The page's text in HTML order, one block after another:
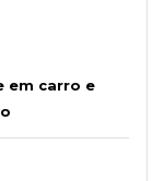
em carro e